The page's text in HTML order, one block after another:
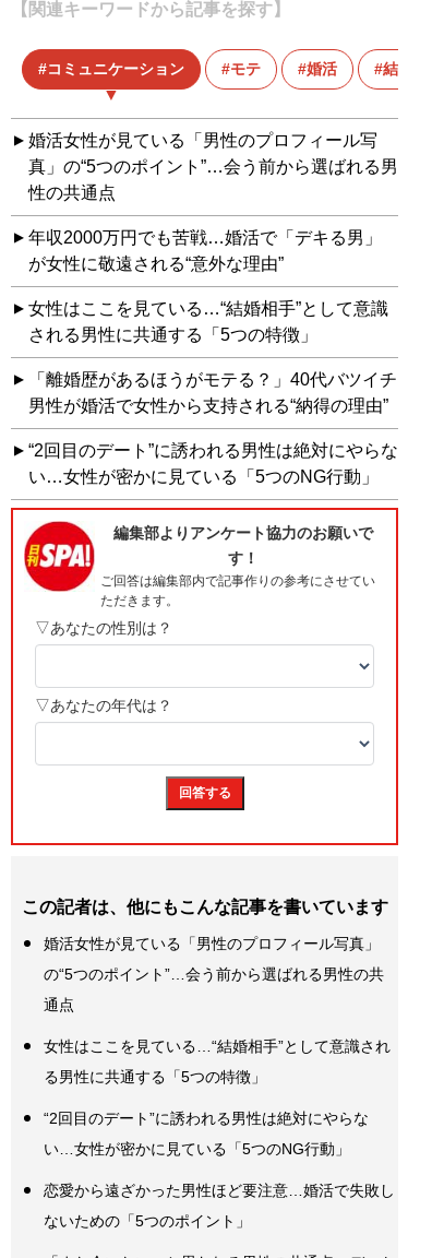
【関連キーワードから記事を探す】
コミュニケーション モテ 婚活 結婚
婚活女性が見ている「男性のプロフィール写
真」の“5つのポイント”…会う前から選ばれる男
性の共通点
年収2000万円でも苦戦…婚活で「デキる男」
が女性に敬遠される“意外な理由”
女性はここを見ている…“結婚相手”として意識
される男性に共通する「5つの特徴」
「離婚歴があるほうがモテる？」40代バツイチ
男性が婚活で女性から支持される“納得の理由”
“2回目のデート”に誘われる男性は絶対にやらな
い…女性が密かに見ている「5つのNG行動」
この記者は、他にもこんな記事を書いています
婚活女性が見ている「男性のプロフィール写真」
の“5つのポイント”…会う前から選ばれる男性の共
通点
女性はここを見ている…“結婚相手”として意識され
る男性に共通する「5つの特徴」
“2回目のデート”に誘われる男性は絶対にやらな
い…女性が密かに見ている「5つのNG行動」
恋愛から遠ざかった男性ほど要注意…婚活で失敗し
ないための「5つのポイント」